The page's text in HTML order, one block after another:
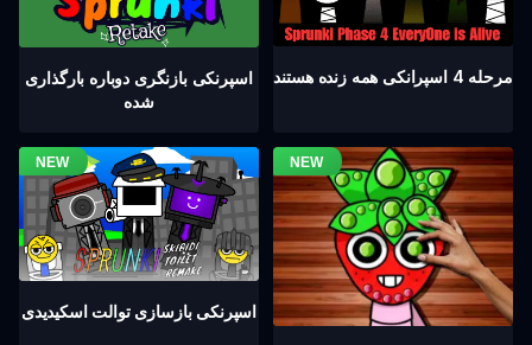
اسپرنکی بازنگری دوباره بارگذاری
شده
مرحله 4 اسپرانکی همه زنده هستند
اسپرنکی بازسازی توالت اسکیدیدی